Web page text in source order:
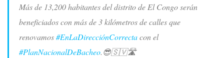
Más de 13,200 habitantes del distrito de El Congo serán
beneficiados con más de 3 kilómetros de calles que
renovamos#EnLaDirecciónCorrectacon el
#PlanNacionalDeBacheo.😎🇸🇻🛣️